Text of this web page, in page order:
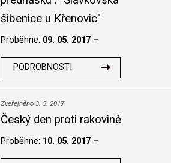
šibenice u Křenovic"
Proběhne: 09. 05. 2017 –
PODROBNOSTI
Zveřejněno 3. 5. 2017
Český den proti rakovině
Proběhne: 10. 05. 2017 –